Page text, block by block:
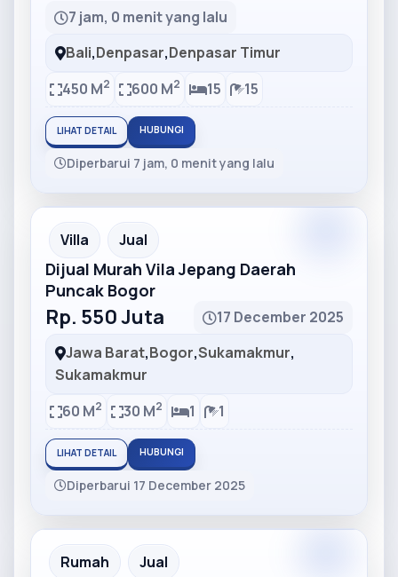
7 jam, 0 menit yang lalu
Bali,Denpasar,Denpasar Timur
450 M2 600 M2 15 15
LIHAT DETAIL HUBUNGI
Diperbarui 7 jam, 0 menit yang lalu
Partner Ad
Villa Jual
Dijual Murah Vila Jepang Daerah
Puncak Bogor
Rp. 550 Juta
17 December 2025
Jawa Barat,Bogor,Sukamakmur,
Sukamakmur
60 M2 30 M2 1 1
LIHAT DETAIL HUBUNGI
Diperbarui 17 December 2025
Partner Ad
Rumah Jual